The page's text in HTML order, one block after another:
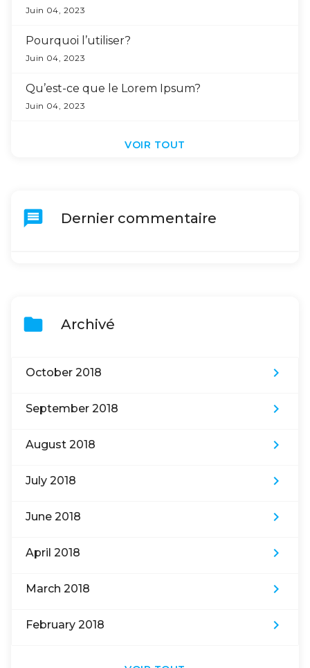
Juin 04, 2023
Pourquoi l’utiliser?
Juin 04, 2023
Qu’est-ce que le Lorem Ipsum?
Juin 04, 2023
VOIR TOUT
message Dernier commentaire
folder Archivé
October 2018 keyboard_arrow_right
September 2018 keyboard_arrow_right
August 2018 keyboard_arrow_right
July 2018 keyboard_arrow_right
June 2018 keyboard_arrow_right
April 2018 keyboard_arrow_right
March 2018 keyboard_arrow_right
February 2018 keyboard_arrow_right